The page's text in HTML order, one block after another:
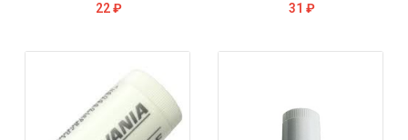
22 ₽ 31 ₽